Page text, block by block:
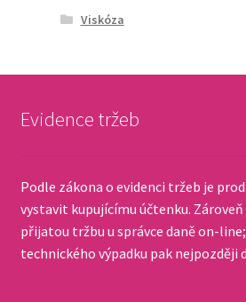
Viskóza
Evidence tržeb
Podle zákona o evidenci tržeb je
vystavit kupujícímu účtenku.
přijatou tržbu u správce daně on-
technického výpadku pak nejpozději